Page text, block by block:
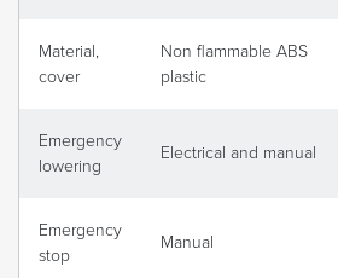
Material,
cover
Non flammable ABS
plastic
Emergency
lowering
Electrical and manual
Emergency
stop
Manual